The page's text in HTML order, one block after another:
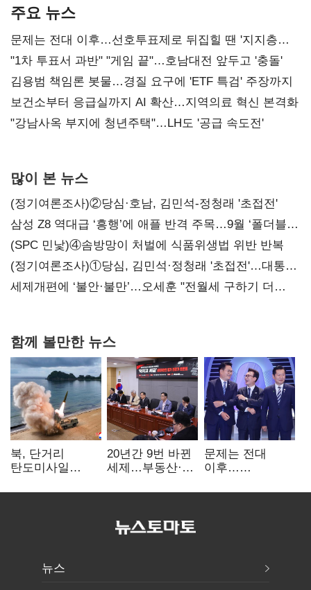
주요 뉴스
문제는 전대 이후…선호투표제로 뒤집힐 땐 '지지층
불복'
"1차 투표서 과반" "게임 끝"…호남대전 앞두고 '충돌'
김용범 책임론 봇물…경질 요구에 'ETF 특검' 주장까지
보건소부터 응급실까지 AI 확산…지역의료 혁신 본격화
"강남사옥 부지에 청년주택"…LH도 '공급 속도전'
많이 본 뉴스
(정기여론조사)②당심·호남, 김민석-정청래 '초접전'
삼성 Z8 역대급 ‘흥행’에 애플 반격 주목…9월 ‘폴더블
대전’
(SPC 민낯)④솜방망이 처벌에 식품위생법 위반 반복
(정기여론조사)①당심, 김민석·정청래 '초접전'…대통령
지지도 '50% 아래로'(종합)
세제개편에 ‘불안·불만’…오세훈 "전월세 구하기 더
함께 볼만한 뉴스
북, 단거리
탄도미사일
"즉각 중단 촉구"
20년간 9번 바뀐
세제…부동산·
건드렸다
문제는 전대
이후…
뒤집힐 땐
뉴스